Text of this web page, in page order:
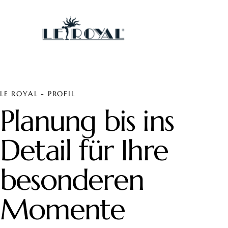
LE ROYAL - PROFIL
Planung bis ins
Detail für Ihre
besonderen
Momente